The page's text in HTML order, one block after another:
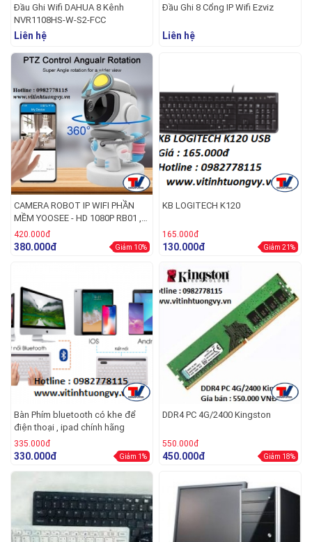
Đầu Ghi Wifi DAHUA 8 Kênh
NVR1108HS-W-S2-FCC
Liên hệ
Đầu Ghi 8 Cổng IP Wifi Ezviz
Liên hệ
CAMERA ROBOT IP WIFI PHẦN
MỀM YOOSEE - HD 1080P RB01 ,
GIÁM SÁT TỪ XA
420.000đ
380.000đ Giảm 10%
KB LOGITECH K120
165.000đ
130.000đ Giảm 21%
Bàn Phím bluetooth có khe để
điện thoại , ipad chính hãng
335.000đ
330.000đ Giảm 1%
DDR4 PC 4G/2400 Kingston
550.000đ
450.000đ Giảm 18%